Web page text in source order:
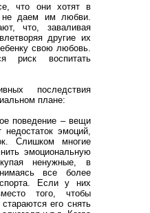
что они хотят в
даем им любви.
что, заваливая
другие их
свою любовь.
воспитать
последствия
плане:
поведение – вещи
эмоций,
Слишком многие
эмоциональную
ненужные, в
все более
Если у них
того, чтобы
его снять